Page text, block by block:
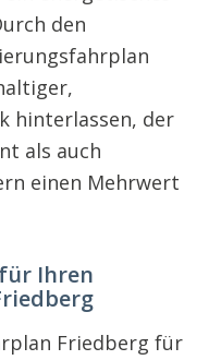
den
hinterlassen, der
als auch
einen Mehrwert
Ihren
Friedberg für